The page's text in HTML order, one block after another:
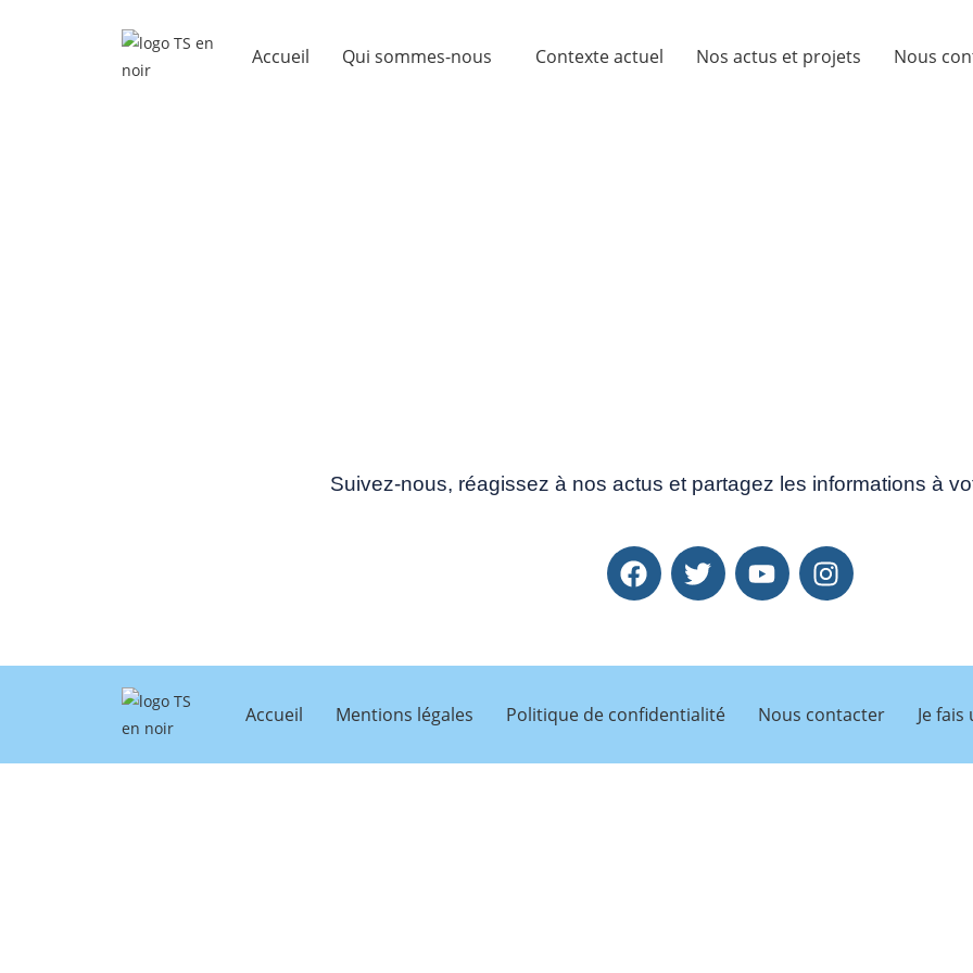
Accueil Qui sommes-nous Contexte actuel Nos actus et projets Nous
Suivez-nous, réagissez à nos actus et partagez les informations à
Accueil Mentions légales Politique de confidentialité Nous contacter Je